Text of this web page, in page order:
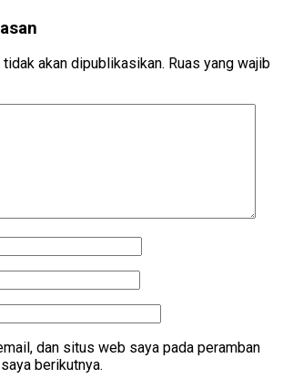
akan dipublikasikan. Ruas yang wajib
dan situs web saya pada peramban
berikutnya.